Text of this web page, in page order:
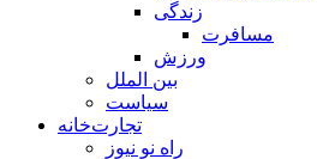
زندگی
مسافرت
ورزش
بین الملل
سیاست
تجارت‌خانه
راه نو نیوز